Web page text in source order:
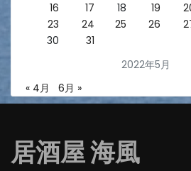
2022年5月
16
17 18 19
23
24 25 26
30
31
« 4月 6月 »
居酒屋 海風